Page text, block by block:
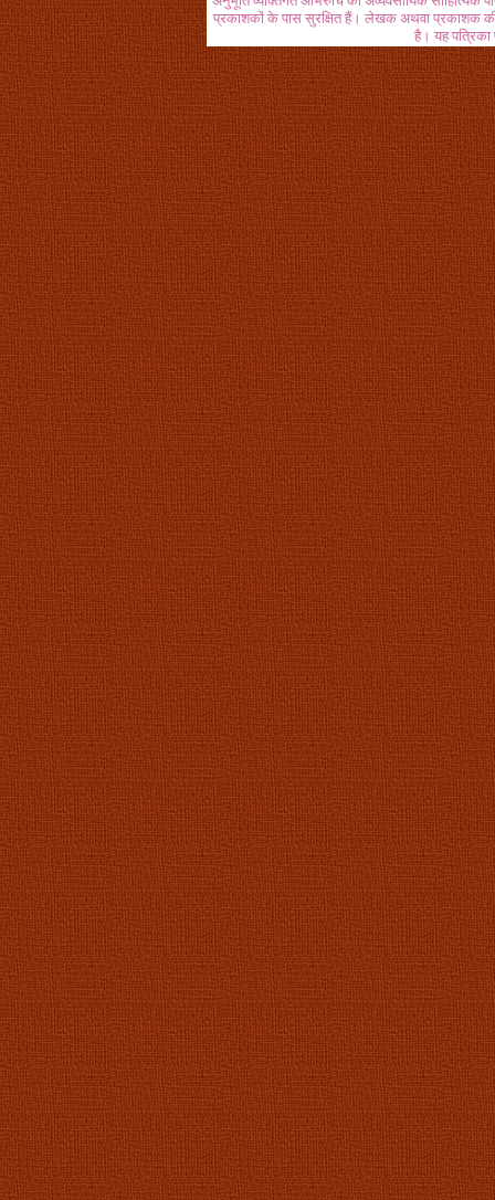
प्रकाशकों के पास सुरक्षित हैं। लेखक अथवा प्रकाशक की
है। यह पत्रिका